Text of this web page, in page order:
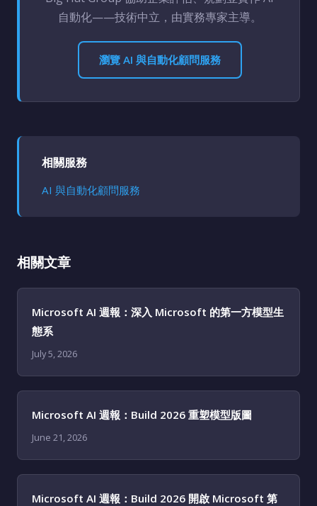
自動化——技術中立，由實務專家主導。
瀏覽 AI 與自動化顧問服務
相關服務
AI 與自動化顧問服務
相關文章
Microsoft AI 週報：深入 Microsoft 的第一方模型生
態系
July 5, 2026
Microsoft AI 週報：Build 2026 重塑模型版圖
June 21, 2026
Microsoft AI 週報：Build 2026 開啟 Microsoft 第